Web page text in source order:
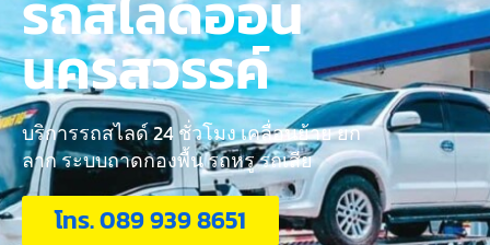
นครสวรรค์
บริการรถสไลด์ 24 ชั่วโมง เคลื่อนย้าย ยก
ลาก ระบบถาดกองพื้น รถหรู รถเสีย
โทร. 089 939 8651